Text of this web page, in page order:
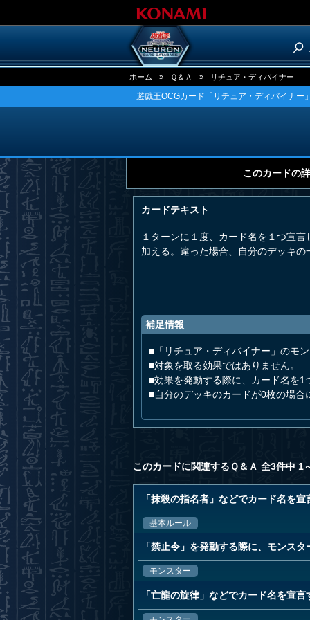
ホーム » Ｑ＆Ａ » リチュア・ディバイナー
遊戯王OCGカード「リチュア・ディバイナー
このカードの
カードテキスト
１ターンに１度、カード名を１つ宣
加える。違った場合、自分のデッキの
補足情報
■「リチュア・ディバイナー」のモ
■対象を取る効果ではありません。
■効果を発動する際に、カード名を1
■自分のデッキのカードが0枚の場
このカードに関連するＱ＆Ａ 全3件中 1
「抹殺の指名者」などでカード名を
基本ルール
「禁止令」を発動する際に、モンス
モンスター
「亡龍の旋律」などでカード名を宣